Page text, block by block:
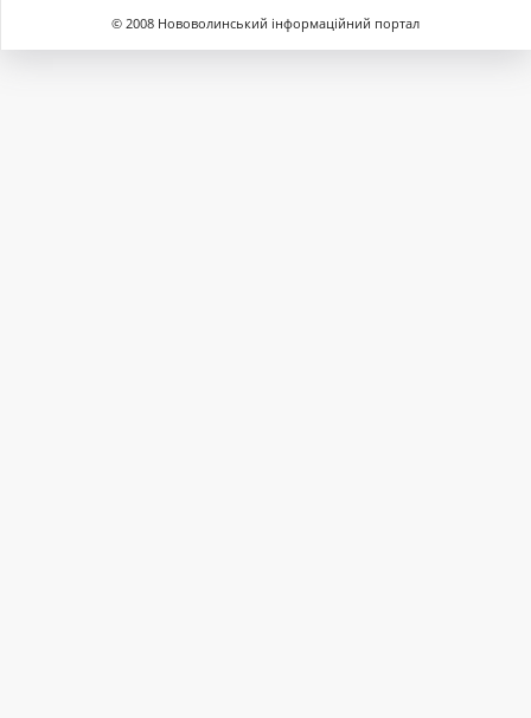
© 2008 Нововолинський інформаційний портал